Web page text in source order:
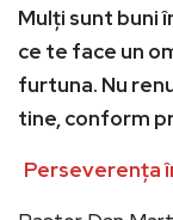
Mulți sunt buni
ce te face un
furtuna. Nu
tine, conform
Perseverența